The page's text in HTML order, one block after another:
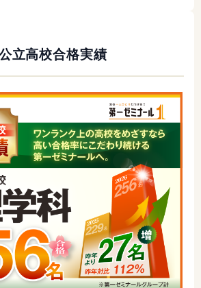
立高校合格実績